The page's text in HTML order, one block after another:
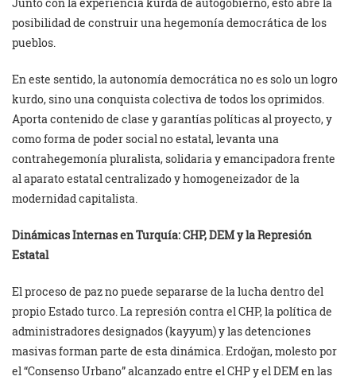
posibilidad de construir una hegemonía democrática de los
pueblos.
En este sentido, la autonomía democrática no es solo un logro
kurdo, sino una conquista colectiva de todos los oprimidos.
Aporta contenido de clase y garantías políticas al proyecto, y
como forma de poder social no estatal, levanta una
contrahegemonía pluralista, solidaria y emancipadora frente
al aparato estatal centralizado y homogeneizador de la
modernidad capitalista.
Dinámicas Internas en Turquía: CHP, DEM y la Represión
Estatal
El proceso de paz no puede separarse de la lucha dentro del
propio Estado turco. La represión contra el CHP, la política de
administradores designados (kayyum) y las detenciones
masivas forman parte de esta dinámica. Erdoğan, molesto por
el “Consenso Urbano” alcanzado entre el CHP y el DEM en las